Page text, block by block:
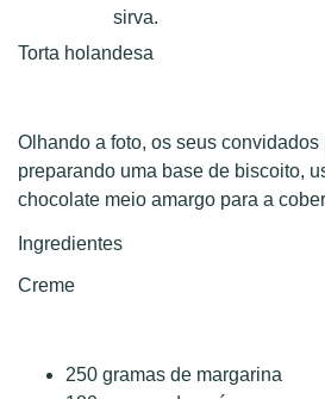
sirva.
Torta holandesa
Olhando a foto, os seus
preparando uma base de biscoito,
chocolate meio amargo para a
Ingredientes
Creme
250 gramas de margarina